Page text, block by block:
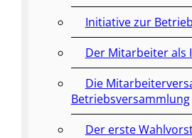
Initiative zur
Der Mitarbeiter als
Die
Betriebsversammlung
Der erste